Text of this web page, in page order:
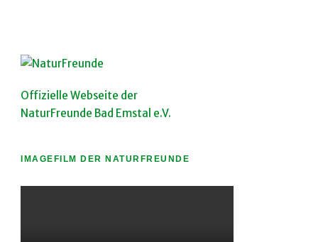
Offizielle Webseite der
NaturFreunde Bad Emstal e.V.
IMAGEFILM DER NATURFREUNDE